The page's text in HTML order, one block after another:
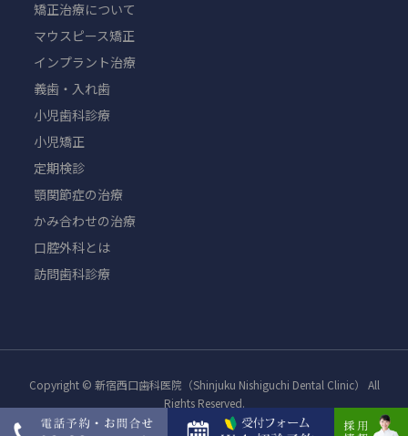
矯正治療について
マウスピース矯正
インプラント治療
義歯・入れ歯
小児歯科診療
小児矯正
定期検診
顎関節症の治療
かみ合わせの治療
口腔外科とは
訪問歯科診療
Copyright © 新宿西口歯科医院（Shinjuku Nishiguchi Dental Clinic） All
Rights Reserved.